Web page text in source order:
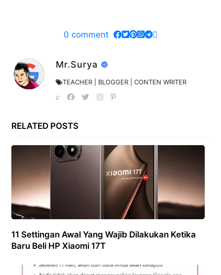
0 comment
Mr.Surya
TEACHER | BLOGGER | CONTEN WRITER
RELATED POSTS
11 Settingan Awal Yang Wajib Dilakukan Ketika
Baru Beli HP Xiaomi 17T